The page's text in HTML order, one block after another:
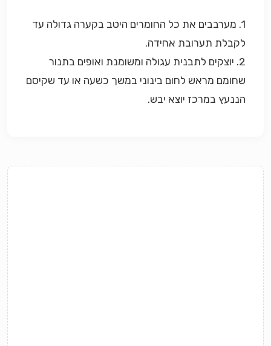
1. מערבבים את כל החומרים היטב בקערה גדולה עד
לקבלת תערובת אחידה.
2. יוצקים לתבנית עגולה ומשומנת ואופים בתנור
שחומם מראש לחום בינוני במשך כשעה או עד שקיסם
הננעץ במרכז יוצא יבש.